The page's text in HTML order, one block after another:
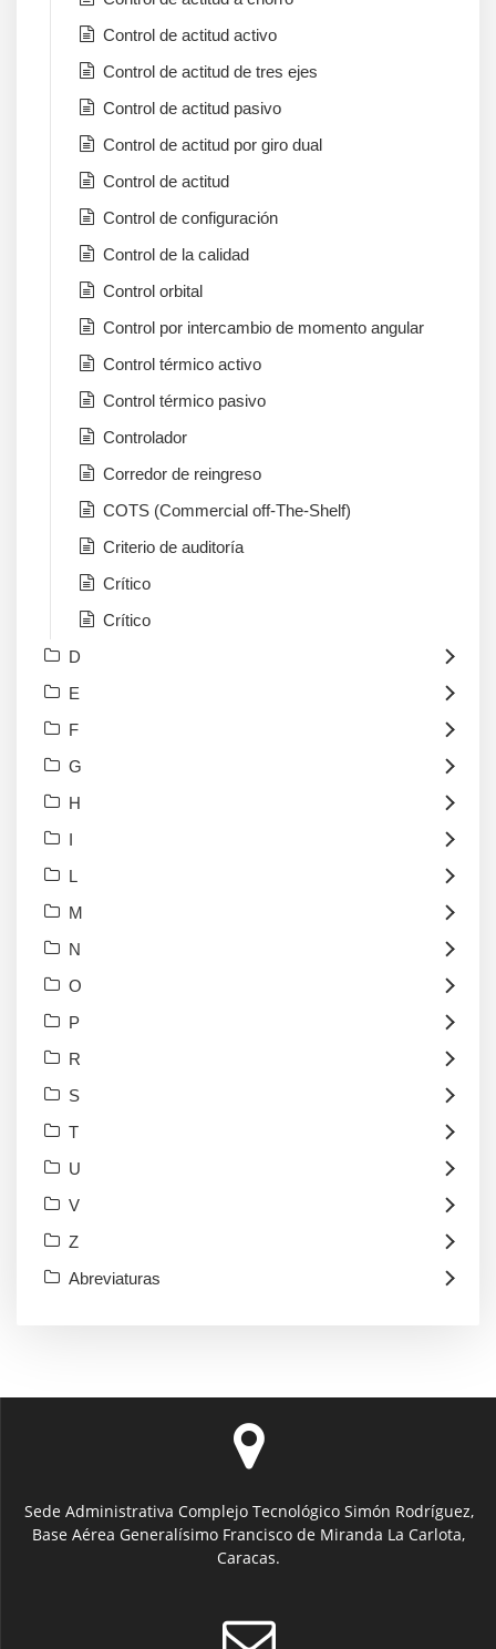
Control de actitud activo
Control de actitud de tres ejes
Control de actitud pasivo
Control de actitud por giro dual
Control de actitud
Control de configuración
Control de la calidad
Control orbital
Control por intercambio de momento angular
Control térmico activo
Control térmico pasivo
Controlador
Corredor de reingreso
COTS (Commercial off-The-Shelf)
Criterio de auditoría
Crítico
Crítico
D
E
F
G
H
I
L
M
N
O
P
R
S
T
U
V
Z
Abreviaturas
Sede Administrativa Complejo Tecnológico Simón Rodríguez,
Base Aérea Generalísimo Francisco de Miranda La Carlota,
Caracas.